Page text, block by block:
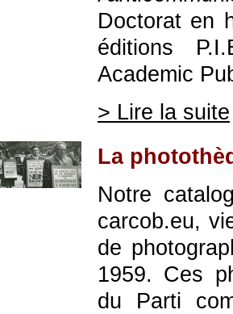
Doctorat en
éditions
Academic
> Lire la suite
La
Notre
carcob.eu,
de
1959. Ces
du Parti